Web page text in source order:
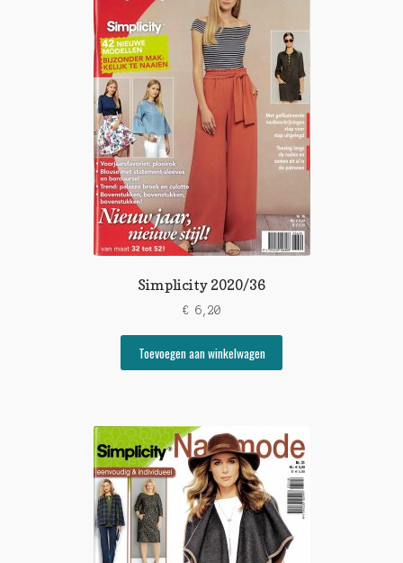
Simplicity 2020/36
€ 6,20
Toevoegen aan winkelwagen